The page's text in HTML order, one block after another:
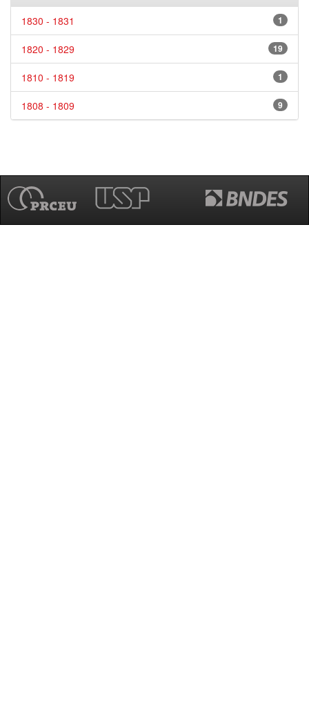
1
1830 - 1831
19
1820 - 1829
1
1810 - 1819
9
1808 - 1809